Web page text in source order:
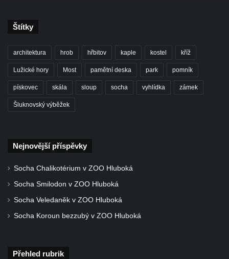
Štítky
architektura hrob hřbitov kaple kostel kříž
Lužické hory Most pamětní deska park pomník
pískovec skála sloup socha vyhlídka zámek
Šluknovský výběžek
Nejnovější příspěvky
Socha Chalikotérium v ZOO Hluboká
Socha Smilodon v ZOO Hluboká
Socha Veledaněk v ZOO Hluboká
Socha Koroun bezzubý v ZOO Hluboká
Přehled rubrik